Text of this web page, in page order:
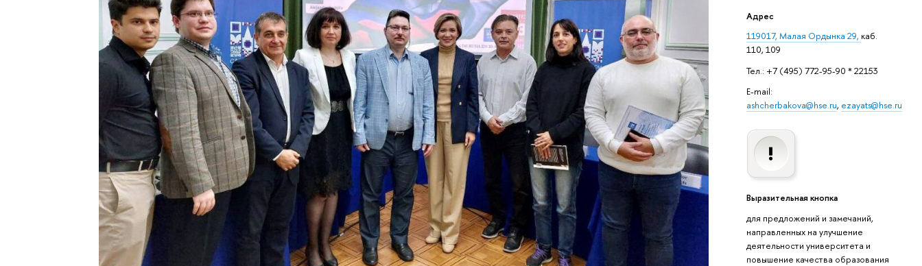
Адрес
119017, Малая Ордынка 29, каб.
110, 109
Тел.: +7 (495) 772-95-90 * 22153
E-mail:
ashcherbakova@hse.ru, ezayats@hse.ru
Выразительная кнопка
для предложений и замечаний,
направленных на улучшение
деятельности университета и
повышение качества образования